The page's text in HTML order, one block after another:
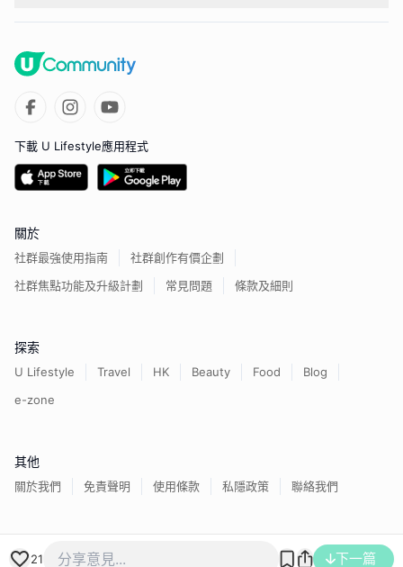
21 下一篇
下載 U Lifestyle應用程式
關於
社群最強使用指南
社群創作有價企劃
社群焦點功能及升級計劃
常見問題 條款及細則
探索
U Lifestyle Travel HK Beauty Food
Blog
e-zone
其他
關於我們 免責聲明 使用條款 私隱政策 聯絡我們
香港經濟日報版權所有©